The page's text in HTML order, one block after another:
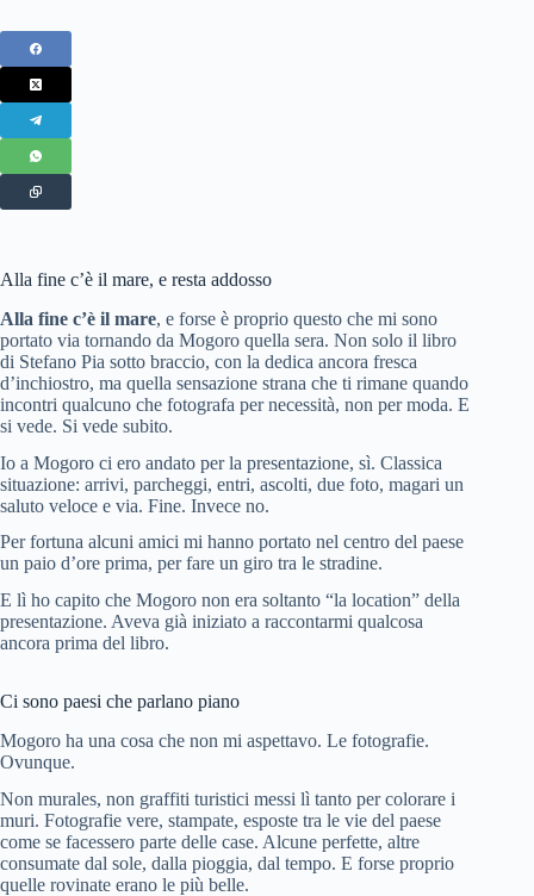
Alla fine c’è il mare, e resta addosso
Alla fine c’è il mare, e forse è proprio questo che mi sono
portato via tornando da Mogoro quella sera. Non solo il libro
di Stefano Pia sotto braccio, con la dedica ancora fresca
d’inchiostro, ma quella sensazione strana che ti rimane quando
incontri qualcuno che fotografa per necessità, non per moda. E
si vede. Si vede subito.
Io a Mogoro ci ero andato per la presentazione, sì. Classica
situazione: arrivi, parcheggi, entri, ascolti, due foto, magari un
saluto veloce e via. Fine. Invece no.
Per fortuna alcuni amici mi hanno portato nel centro del paese
un paio d’ore prima, per fare un giro tra le stradine.
E lì ho capito che Mogoro non era soltanto “la location” della
presentazione. Aveva già iniziato a raccontarmi qualcosa
ancora prima del libro.
Ci sono paesi che parlano piano
Mogoro ha una cosa che non mi aspettavo. Le fotografie.
Ovunque.
Non murales, non graffiti turistici messi lì tanto per colorare i
muri. Fotografie vere, stampate, esposte tra le vie del paese
come se facessero parte delle case. Alcune perfette, altre
consumate dal sole, dalla pioggia, dal tempo. E forse proprio
quelle rovinate erano le più belle.